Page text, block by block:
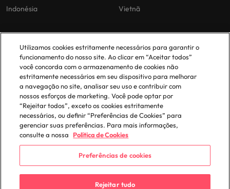
Indonésia
Vietnã
As nossas políticas
Politica Privacidade
Politica de cookies
Política de Biblioteca
Politica de escravidão moderna
O nosso escritório em
Portugal
Lisboa
© 2025 Robert Walters Plc. All Rights Reserved.
Utilizamos cookies estritamente necessários para garantir o
funcionamento do nosso site. Ao clicar em “Aceitar todos”
você concorda com o armazenamento de cookies não
estritamente necessários em seu dispositivo para melhorar
a navegação no site, analisar seu uso e contribuir com
nossos esforços de marketing. Você pode optar por
“Rejeitar todos”, exceto os cookies estritamente
necessários, ou definir “Preferências de Cookies” para
gerenciar suas preferências. Para mais informações,
consulte a nossa
Política de Cookies
Preferências de cookies
Rejeitar tudo